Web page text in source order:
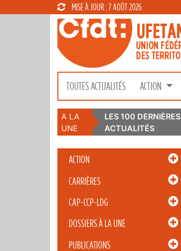
MISE À JOUR : 7 AOÛT 2026
TOUTES ACTUALITÉS ACTION
A LA
UNE
LES 100 DERNIÈRES
ACTUALITÉS
ACTION
CARRIÈRES
CAP-CCP-LDG
DOSSIERS À LA UNE
PUBLICATIONS